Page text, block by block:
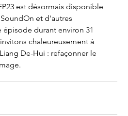
est désormais disponible
et d'autres
durant environ 31
chaleureusement à
De-Hui : refaçonner le